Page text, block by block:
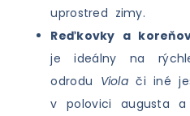
uprostred zimy.
Reďkovky a
je ideálny na
odrodu Viola či iné
v polovici augusta